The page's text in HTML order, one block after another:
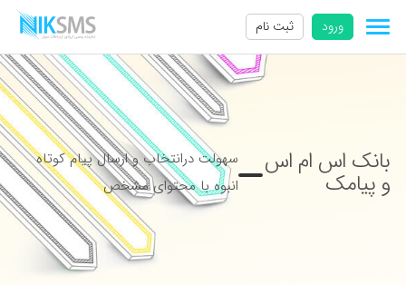
ورود ثبت نام
بانک اس ام اس
و پیامک
سهولت درانتخاب و ارسال پیام کوتاه
انبوه با محتوای مشخص